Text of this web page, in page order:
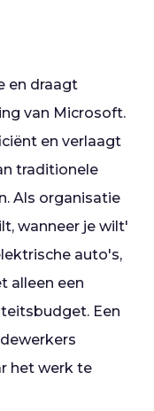
en draagt
van Microsoft.
en verlaagt
traditionele
Als organisatie
wanneer je wilt'
auto's,
alleen een
Een
het werk te